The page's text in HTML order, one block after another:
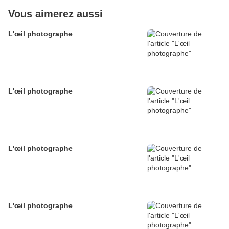
Vous aimerez aussi
L'œil photographe
L'œil photographe
L'œil photographe
L'œil photographe